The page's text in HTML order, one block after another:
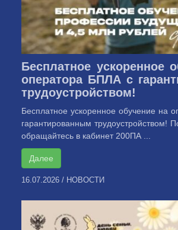
Бесплатное ускоренное
оператора БПЛА с
трудоустройством!
Бесплатное ускоренное обучение на
гарантированным трудоустройством!
обращайтесь в кабинет 200ПА ...
Далее
16.07.2026 / НОВОСТИ